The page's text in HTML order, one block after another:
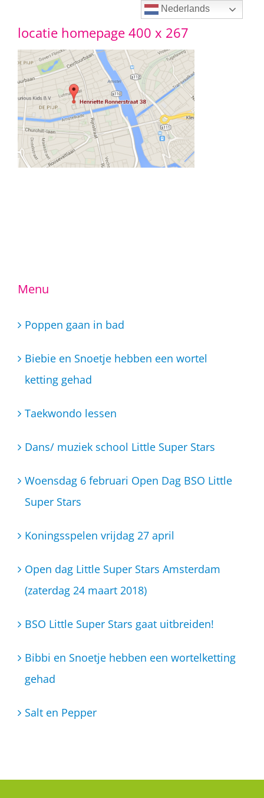
naar
inhoud
locatie homepage 400 x 267
Menu
Poppen gaan in bad
Biebie en Snoetje hebben een wortel
ketting gehad
Taekwondo lessen
Dans/ muziek school Little Super Stars
Woensdag 6 februari Open Dag BSO Little
Super Stars
Koningsspelen vrijdag 27 april
Open dag Little Super Stars Amsterdam
(zaterdag 24 maart 2018)
BSO Little Super Stars gaat uitbreiden!
Bibbi en Snoetje hebben een wortelketting
gehad
Salt en Pepper
Nederlands